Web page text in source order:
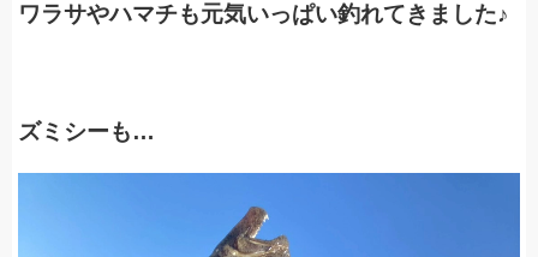
ワラサやハマチも元気いっぱい釣れてきました♪
ズミシーも…